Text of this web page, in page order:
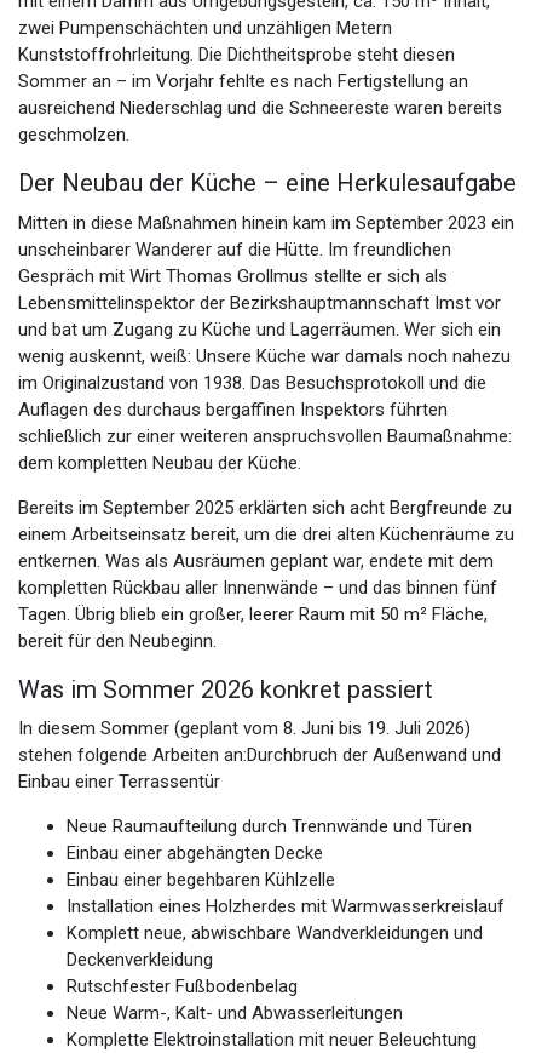
zwei Pumpenschächten und unzähligen Metern
Kunststoffrohrleitung. Die Dichtheitsprobe steht diesen
Sommer an – im Vorjahr fehlte es nach Fertigstellung an
ausreichend Niederschlag und die Schneereste waren bereits
geschmolzen.
Der Neubau der Küche – eine Herkulesaufgabe
Mitten in diese Maßnahmen hinein kam im September 2023 ein
unscheinbarer Wanderer auf die Hütte. Im freundlichen
Gespräch mit Wirt Thomas Grollmus stellte er sich als
Lebensmittelinspektor der Bezirkshauptmannschaft Imst vor
und bat um Zugang zu Küche und Lagerräumen. Wer sich ein
wenig auskennt, weiß: Unsere Küche war damals noch nahezu
im Originalzustand von 1938. Das Besuchsprotokoll und die
Auflagen des durchaus bergaffinen Inspektors führten
schließlich zur einer weiteren anspruchsvollen Baumaßnahme:
dem kompletten Neubau der Küche.
Bereits im September 2025 erklärten sich acht Bergfreunde zu
einem Arbeitseinsatz bereit, um die drei alten Küchenräume zu
entkernen. Was als Ausräumen geplant war, endete mit dem
kompletten Rückbau aller Innenwände – und das binnen fünf
Tagen. Übrig blieb ein großer, leerer Raum mit 50 m² Fläche,
bereit für den Neubeginn.
Was im Sommer 2026 konkret passiert
In diesem Sommer (geplant vom 8. Juni bis 19. Juli 2026)
stehen folgende Arbeiten an:Durchbruch der Außenwand und
Einbau einer Terrassentür
Neue Raumaufteilung durch Trennwände und Türen
Einbau einer abgehängten Decke
Einbau einer begehbaren Kühlzelle
Installation eines Holzherdes mit Warmwasserkreislauf
Komplett neue, abwischbare Wandverkleidungen und
Deckenverkleidung
Rutschfester Fußbodenbelag
Neue Warm-, Kalt- und Abwasserleitungen
Komplette Elektroinstallation mit neuer Beleuchtung